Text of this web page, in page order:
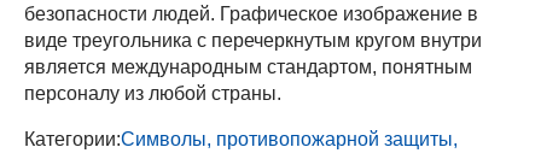
безопасности людей. Графическое изображение в
виде треугольника с перечеркнутым кругом внутри
является международным стандартом, понятным
персоналу из любой страны.
Категории:Символы, противопожарной защиты,